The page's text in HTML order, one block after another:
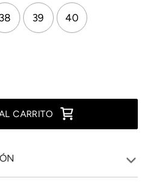
38 39 40
CARRITO